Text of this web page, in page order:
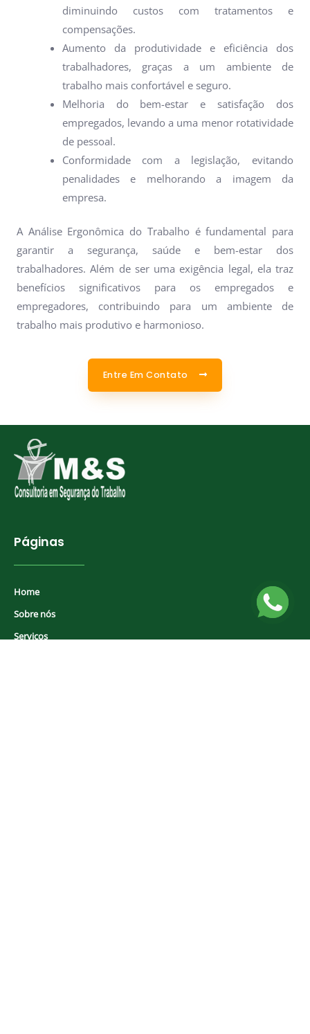
diminuindo custos com tratamentos e
compensações.
Aumento da produtividade e eficiência dos
trabalhadores, graças a um ambiente de
trabalho mais confortável e seguro.
Melhoria do bem-estar e satisfação dos
empregados, levando a uma menor rotatividade
de pessoal.
Conformidade com a legislação, evitando
penalidades e melhorando a imagem da
empresa.
A Análise Ergonômica do Trabalho é fundamental para
garantir a segurança, saúde e bem-estar dos
trabalhadores. Além de ser uma exigência legal, ela traz
benefícios significativos para os empregados e
empregadores, contribuindo para um ambiente de
trabalho mais produtivo e harmonioso.
Entre Em Contato
Páginas
Home
Sobre nós
Serviços